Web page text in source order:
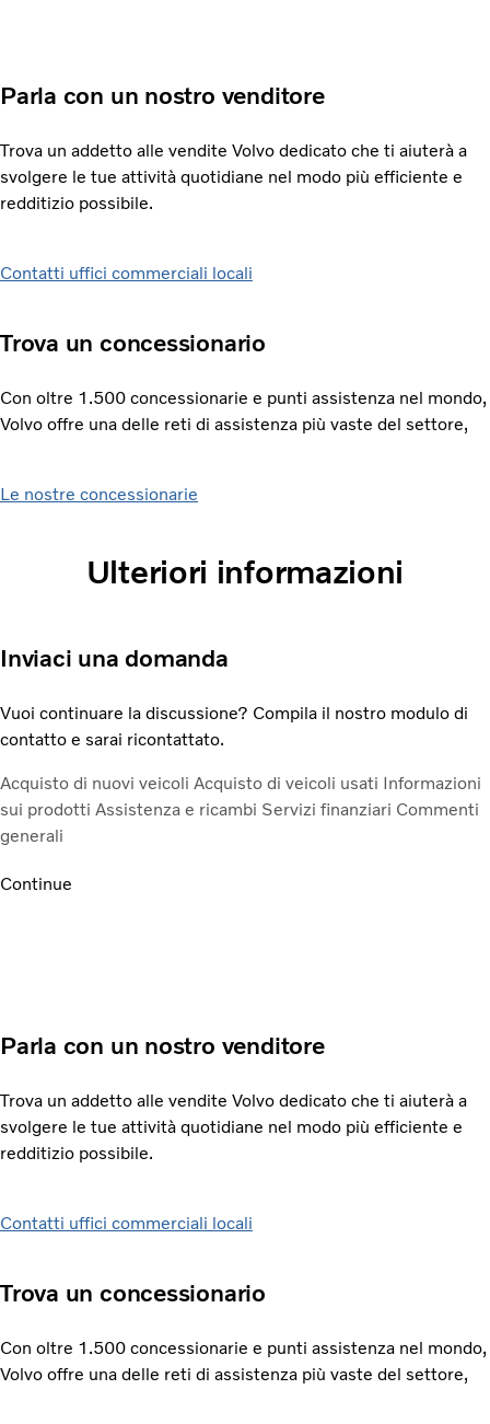
Parla con un nostro venditore
Trova un addetto alle vendite Volvo dedicato che ti aiuterà a
svolgere le tue attività quotidiane nel modo più efficiente e
redditizio possibile.
Contatti uffici commerciali locali
Trova un concessionario
Con oltre 1.500 concessionarie e punti assistenza nel mondo,
Volvo offre una delle reti di assistenza più vaste del settore,
Le nostre concessionarie
Ulteriori informazioni
Inviaci una domanda
Vuoi continuare la discussione? Compila il nostro modulo di
contatto e sarai ricontattato.
Acquisto di nuovi veicoli Acquisto di veicoli usati Informazioni
sui prodotti Assistenza e ricambi Servizi finanziari Commenti
generali
Continue
Parla con un nostro venditore
Trova un addetto alle vendite Volvo dedicato che ti aiuterà a
svolgere le tue attività quotidiane nel modo più efficiente e
redditizio possibile.
Contatti uffici commerciali locali
Trova un concessionario
Con oltre 1.500 concessionarie e punti assistenza nel mondo,
Volvo offre una delle reti di assistenza più vaste del settore,